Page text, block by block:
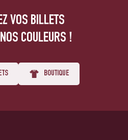
VOS BILLETS
COULEURS !
BOUTIQUE